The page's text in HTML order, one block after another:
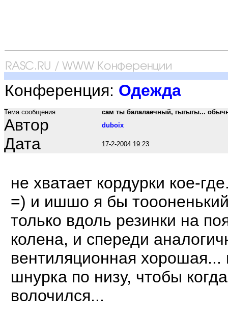
Конференция: Одежда
Тема сообщения сам ты балалаечный, гыгыгы...
Автор duboix
Дата 17-2-2004 19:23
не хватает кордурки кое-
=) и ишшо я бы
только вдоль резинки на
колена, и спереди
вентиляционная хорошая...
шнурка по низу, чтобы
волочился...